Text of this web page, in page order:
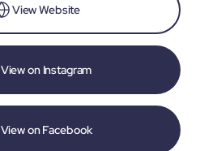
View Website
View on Instagram
View on Facebook